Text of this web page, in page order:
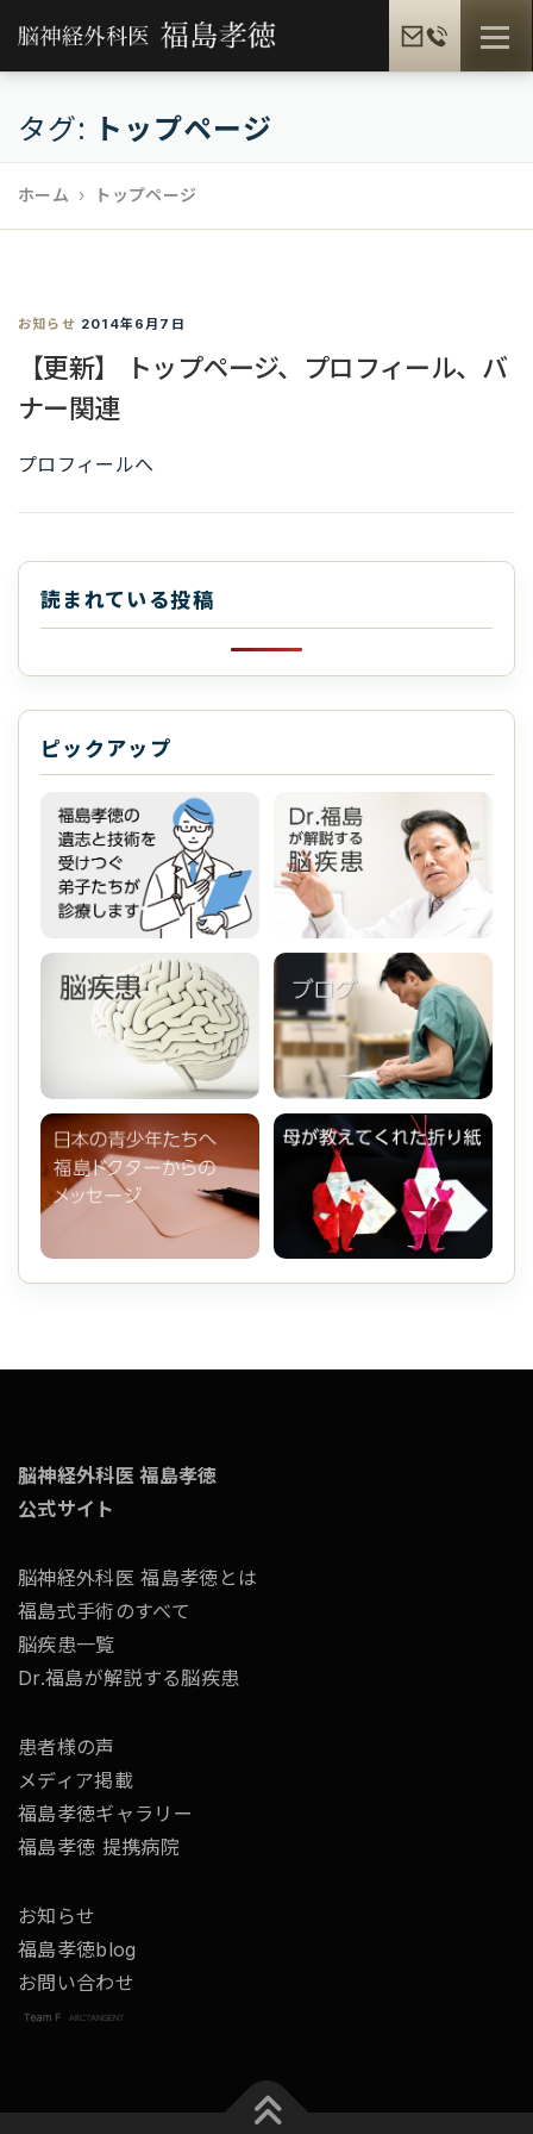
ン
プ
メニュ
福島孝徳とは
患者様の声 メディア情報 福島孝徳BLOG
ギャラリー 提携病院
タグ: トップページ
ホーム トップページ
お知らせ 2014年6月7日
【更新】 トップページ、プロフィール、バ
ナー関連
プロフィールへ
読まれている投稿
ピックアップ
脳神経外科医 福島孝徳
公式サイト
脳神経外科医 福島孝徳とは
福島式手術のすべて
脳疾患一覧
Dr.福島が解説する脳疾患
患者様の声
メディア掲載
福島孝徳ギャラリー
福島孝徳 提携病院
お知らせ
福島孝徳blog
お問い合わせ